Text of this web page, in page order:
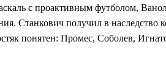
с проактивным футболом,
Станкович получил в наследство
понятен: Промес, Соболев,